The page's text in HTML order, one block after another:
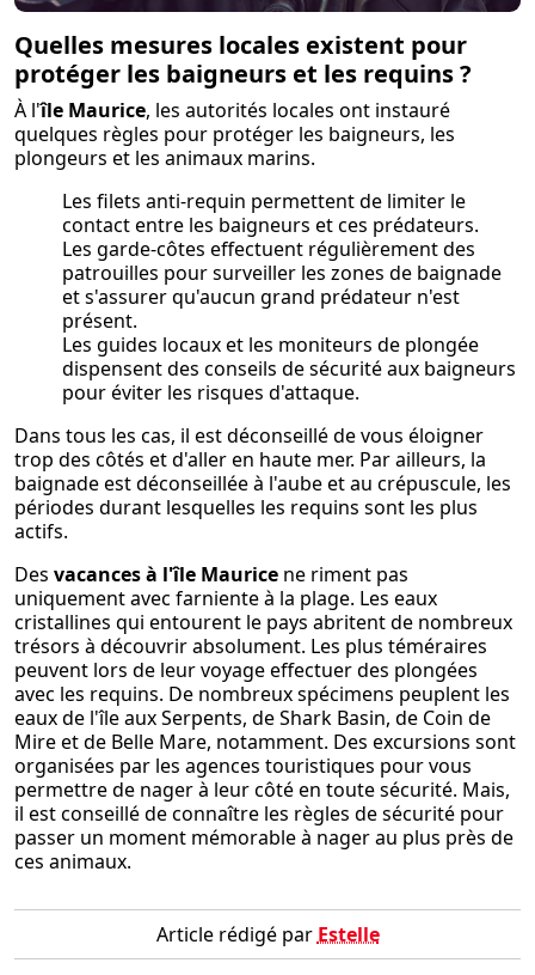
Quelles mesures locales existent pour
protéger les baigneurs et les requins ?
À l'île Maurice, les autorités locales ont instauré
quelques règles pour protéger les baigneurs, les
plongeurs et les animaux marins.
Les filets anti-requin permettent de limiter le
contact entre les baigneurs et ces prédateurs.
Les garde-côtes effectuent régulièrement des
patrouilles pour surveiller les zones de baignade
et s'assurer qu'aucun grand prédateur n'est
présent.
Les guides locaux et les moniteurs de plongée
dispensent des conseils de sécurité aux baigneurs
pour éviter les risques d'attaque.
Dans tous les cas, il est déconseillé de vous éloigner
trop des côtés et d'aller en haute mer. Par ailleurs, la
baignade est déconseillée à l'aube et au crépuscule, les
périodes durant lesquelles les requins sont les plus
actifs.
Des vacances à l'île Maurice ne riment pas
uniquement avec farniente à la plage. Les eaux
cristallines qui entourent le pays abritent de nombreux
trésors à découvrir absolument. Les plus téméraires
peuvent lors de leur voyage effectuer des plongées
avec les requins. De nombreux spécimens peuplent les
eaux de l'île aux Serpents, de Shark Basin, de Coin de
Mire et de Belle Mare, notamment. Des excursions sont
organisées par les agences touristiques pour vous
permettre de nager à leur côté en toute sécurité. Mais,
il est conseillé de connaître les règles de sécurité pour
passer un moment mémorable à nager au plus près de
ces animaux.
Article rédigé par Estelle